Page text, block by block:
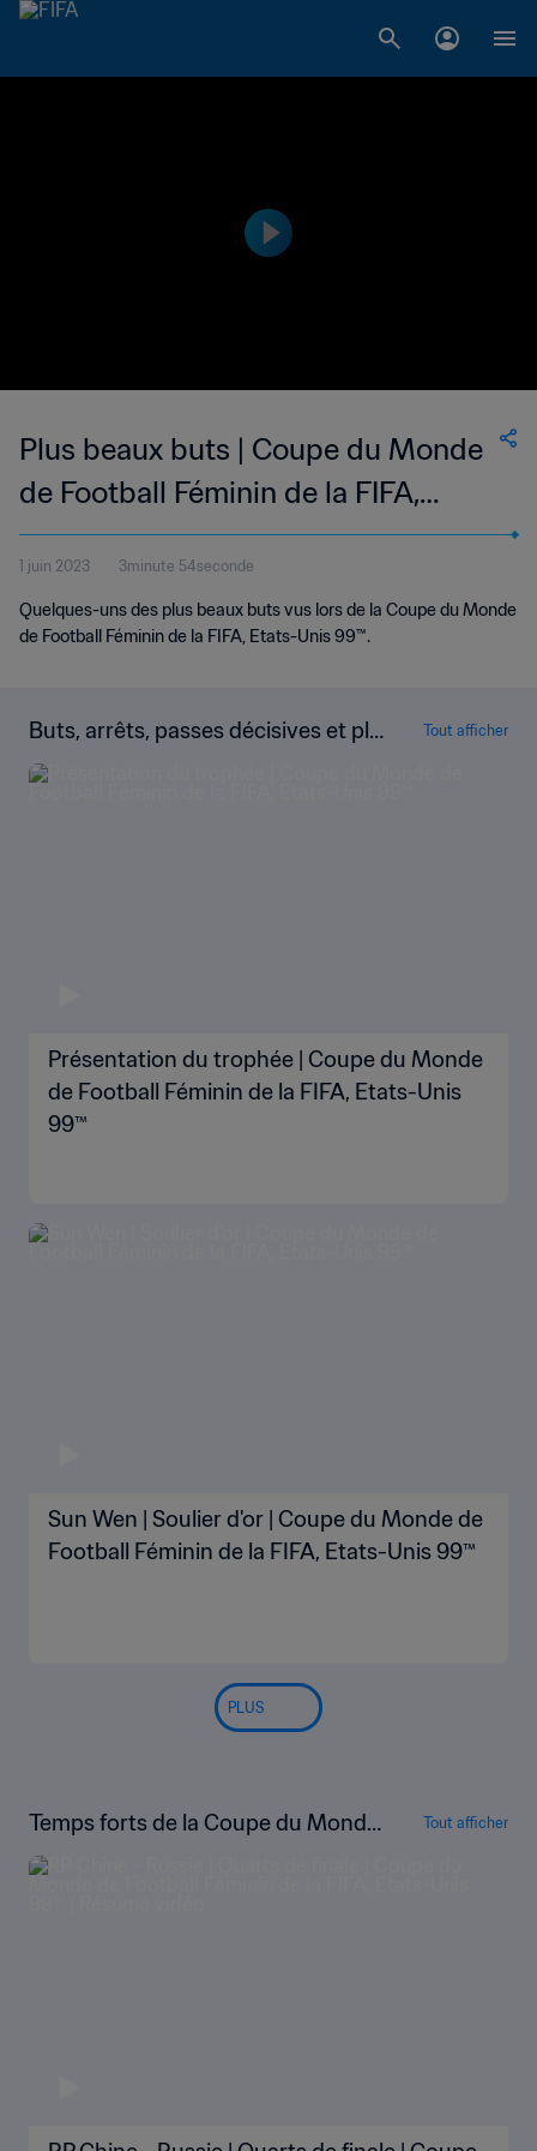
Plus beaux buts | Coupe du Monde
de Football Féminin de la FIFA,
Etats-Unis 99™
1 juin 2023 3minute 54seconde
Quelques-uns des plus beaux buts vus lors de la Coupe du Monde
de Football Féminin de la FIFA, Etats-Unis 99™.
Buts, arrêts, passes décisives et plu
s encore !
Tout afficher
Présentation du trophée | Coupe du Monde
de Football Féminin de la FIFA, Etats-Unis
99™
Sun Wen | Soulier d'or | Coupe du Monde de
Football Féminin de la FIFA, Etats-Unis 99™
PLUS
Temps forts de la Coupe du Monde
Féminine de la FIFA, États-Unis 199
9™
Tout afficher